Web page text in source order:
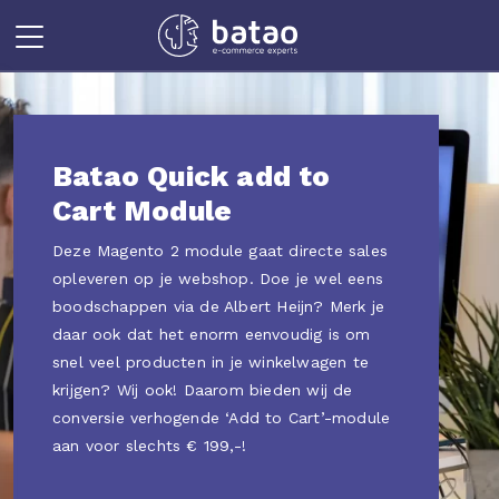
Batao Quick add to
Cart Module
Deze Magento 2 module gaat directe sales
opleveren op je webshop. Doe je wel eens
boodschappen via de Albert Heijn? Merk je
daar ook dat het enorm eenvoudig is om
snel veel producten in je winkelwagen te
krijgen? Wij ook! Daarom bieden wij de
conversie verhogende ‘Add to Cart’-module
aan voor slechts € 199,-!